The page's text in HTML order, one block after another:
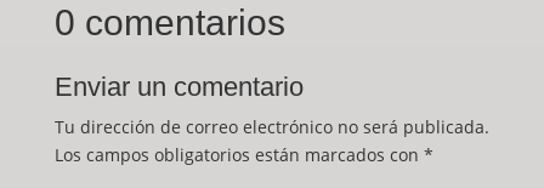
0 comentarios
Enviar un comentario
Tu dirección de correo electrónico no será publicada.
Los campos obligatorios están marcados con *